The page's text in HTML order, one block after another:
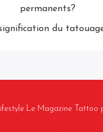
permanents?
du
Le Magazine Tattoo